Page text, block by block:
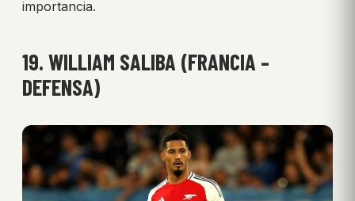
importancia.
19. WILLIAM SALIBA (FRANCIA –
DEFENSA)